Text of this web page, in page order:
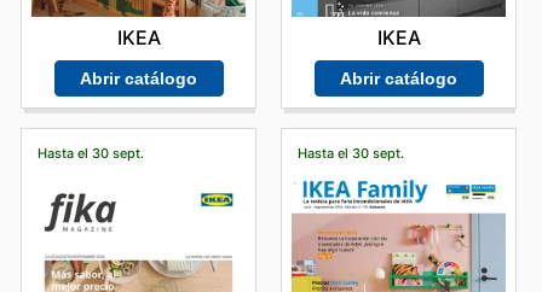
IKEA
Abrir catálogo
IKEA
Abrir catálogo
Hasta el 30 sept. Hasta el 30 sept.